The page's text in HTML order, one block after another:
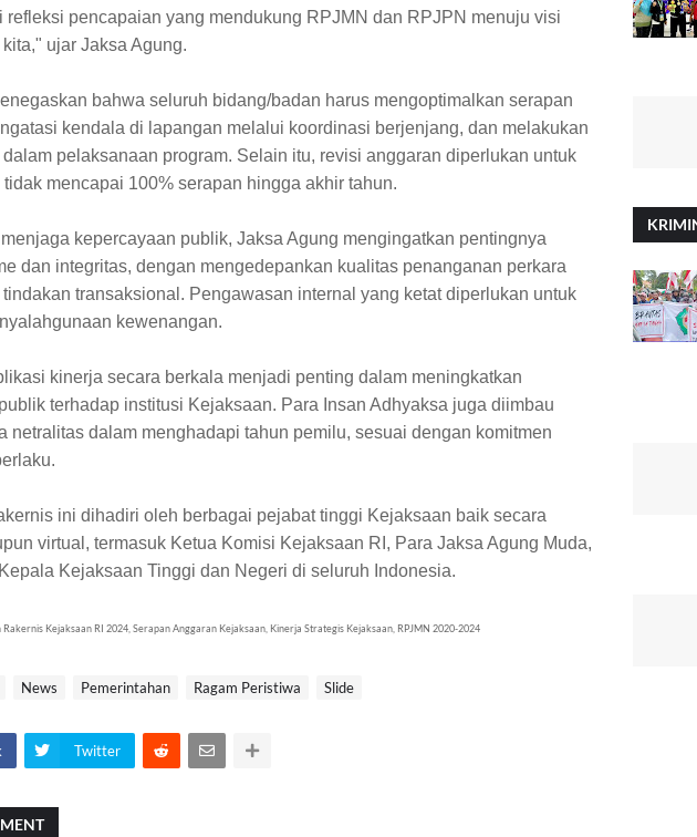
refleksi pencapaian yang mendukung RPJMN dan RPJPN menuju visi
ujar Jaksa Agung.
bahwa seluruh bidang/badan harus mengoptimalkan serapan
kendala di lapangan melalui koordinasi berjenjang, dan melakukan
pelaksanaan program. Selain itu, revisi anggaran diperlukan untuk
tidak mencapai 100% serapan hingga akhir tahun.
kepercayaan publik, Jaksa Agung mengingatkan pentingnya
dan integritas, dengan mengedepankan kualitas penanganan perkara
transaksional. Pengawasan internal yang ketat diperlukan untuk
kewenangan.
kinerja secara berkala menjadi penting dalam meningkatkan
terhadap institusi Kejaksaan. Para Insan Adhyaksa juga diimbau
netralitas dalam menghadapi tahun pemilu, sesuai dengan komitmen
ini dihadiri oleh berbagai pejabat tinggi Kejaksaan baik secara
virtual, termasuk Ketua Komisi Kejaksaan RI, Para Jaksa Agung Muda,
Kejaksaan Tinggi dan Negeri di seluruh Indonesia.
Rakernis Kejaksaan RI 2024, Serapan Anggaran Kejaksaan, Kinerja Strategis Kejaksaan, RPJMN 2020-2024
News Pemerintahan Ragam Peristiwa Slide
Twitter